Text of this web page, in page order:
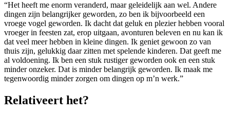
“Het heeft me enorm veranderd, maar geleidelijk aan wel. Andere
dingen zijn belangrijker geworden, zo ben ik bijvoorbeeld een
vroege vogel geworden. Ik dacht dat geluk en plezier hebben vooral
vroeger in feesten zat, erop uitgaan, avonturen beleven en nu kan ik
dat veel meer hebben in kleine dingen. Ik geniet gewoon zo van
thuis zijn, gelukkig daar zitten met spelende kinderen. Dat geeft me
al voldoening. Ik ben een stuk rustiger geworden ook en een stuk
minder onzeker. Dat is minder belangrijk geworden. Ik maak me
tegenwoordig minder zorgen om dingen op m’n werk.”
Relativeert het?